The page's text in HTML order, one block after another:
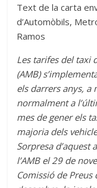
Text de la carta
d’Automòbils,
Ramos
Les tarifes del taxi
(AMB)
els darrers anys, a
normalment a
mes de gener els
majoria dels
Sorpresa d’aquest
l’AMB el 29 de
Comissió de Preus